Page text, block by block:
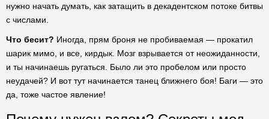
нужно начать думать, как затащить в декадентском потоке битвы
с числами.
Что бесит? Иногда, прям броня не пробиваемая — прокатил
шарик мимо, и все, кирдык. Мозг взрывается от неожиданности,
и ты начинаешь ругаться. Было ли это пробелом или просто
неудачей? И вот тут начинается танец ближнего боя! Баги — это
да, тоже частое явление!